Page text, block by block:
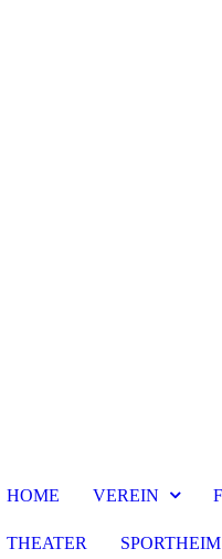
HOME VEREIN
THEATER